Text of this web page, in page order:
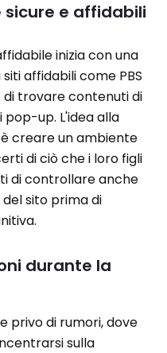
e affidabili
inizia con una
affidabili come PBS
di trovare contenuti di
up. L'idea alla
creare un ambiente
di ciò che i loro figli
di controllare anche
sito prima di
durante la
privo di rumori, dove
sulla